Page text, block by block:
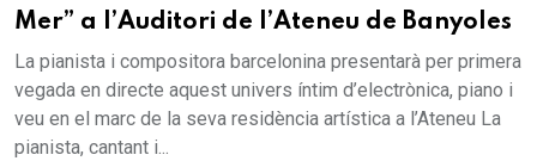
Mer” a l’Auditori de l’Ateneu de Banyoles
La pianista i compositora barcelonina presentarà per primera
vegada en directe aquest univers íntim d’electrònica, piano i
veu en el marc de la seva residència artística a l’Ateneu La
pianista, cantant i...